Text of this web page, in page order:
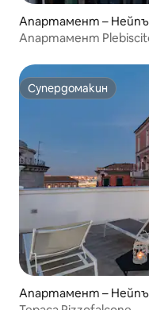
Апартамент –
Апартамент
Супердомакин
Супердомакин
Апартамент –